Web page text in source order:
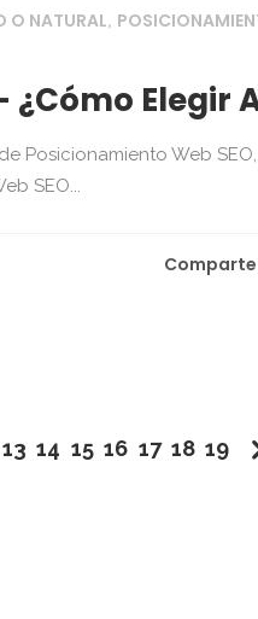
O NATURAL,
Elegir A
Posicionamiento Web
SEO...
Comparte
13 14 15 16 17 18 19